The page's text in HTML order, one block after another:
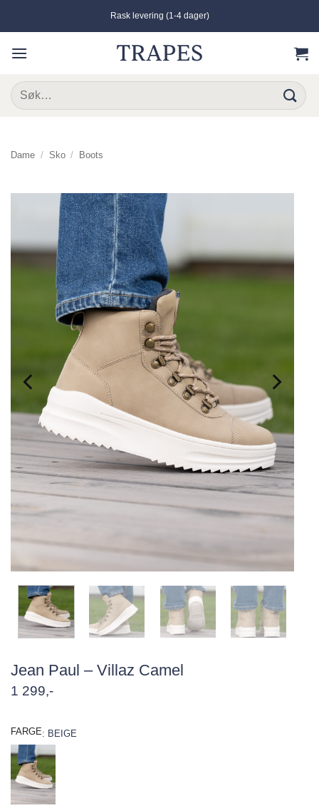
Rask levering (1-4 dager)
Søk
etter:
Dame / Sko / Boots
Jean Paul – Villaz Camel
1 299,-
FARGE: BEIGE